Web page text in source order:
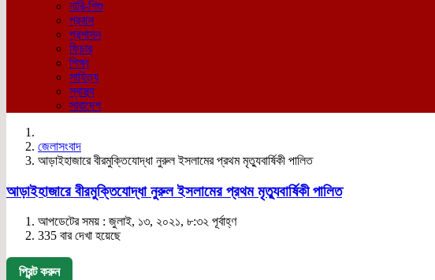
নারি-শিশু
প্রবাস
প্রশাসন
ফিচার
শিক্ষা
সাহিত্য
স্বাস্থ্য
সারাদেশ
জেলাসংবাদ
আড়াইহাজারে বীরমুক্তিযোদ্ধা নুরুল ইসলামের প্রথম মৃত্যুবার্ষিকী পালিত
আড়াইহাজারে বীরমুক্তিযোদ্ধা নুরুল ইসলামের প্রথম মৃত্যুবার্ষিকী পালিত
আপডেটের সময় : জুলাই, ১৩, ২০২১, ৮:৩২ পূর্বাহ্ণ
335 বার দেখা হয়েছে
প্রিন্ট করুন